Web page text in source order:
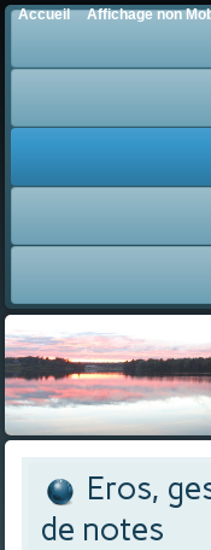
Eros,
de notes
Accueil Affichage non